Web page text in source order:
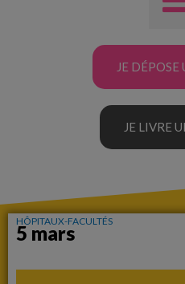
JE DÉPOSE
JE LIVRE
HÔPITAUX-FACULTÉS
5 mars